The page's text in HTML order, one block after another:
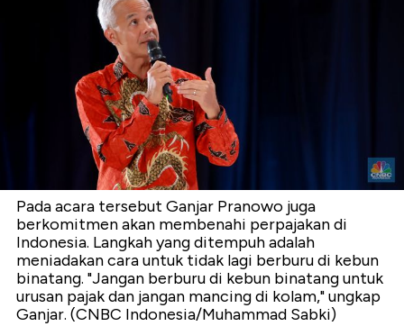
Pada acara tersebut Ganjar Pranowo juga
berkomitmen akan membenahi perpajakan di
Indonesia. Langkah yang ditempuh adalah
meniadakan cara untuk tidak lagi berburu di kebun
binatang. "Jangan berburu di kebun binatang untuk
urusan pajak dan jangan mancing di kolam," ungkap
Ganjar. (CNBC Indonesia/Muhammad Sabki)